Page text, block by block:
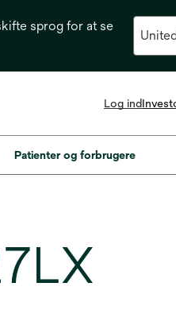
sprog for at se
Log ind
Patienter og forbrugere